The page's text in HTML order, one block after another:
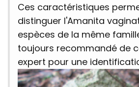
Ces caractéristiques
distinguer l'Amanita
espèces de la même
toujours recommandé de
expert pour une